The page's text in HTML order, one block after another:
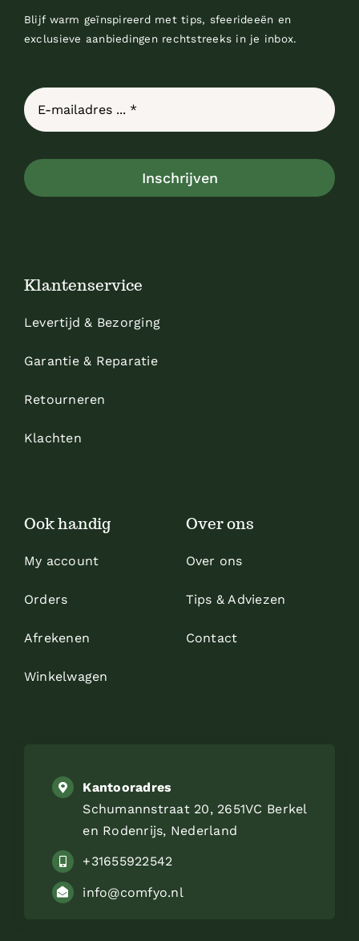
Blijf warm geïnspireerd met tips, sfeerideeën en
exclusieve aanbiedingen rechtstreeks in je inbox.
Inschrijven
Klantenservice
Levertijd & Bezorging
Garantie & Reparatie
Retourneren
Klachten
Ook handig
My account
Orders
Afrekenen
Winkelwagen
Over ons
Over ons
Tips & Adviezen
Contact
Kantooradres
Schumannstraat 20, 2651VC Berkel
en Rodenrijs, Nederland
+31655922542
info@comfyo.nl